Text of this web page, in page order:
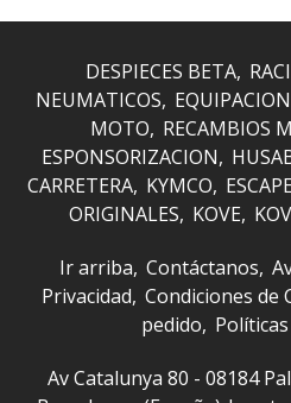
DESPIECES BETA
NEUMATICOS
MOTO RECAMBIOS
ESPONSORIZACION
CARRETERA KYMCO
ORIGINALES KOVE
Ir arriba Contáctanos
Privacidad Condiciones de
pedido
Av Catalunya 80 - 08184